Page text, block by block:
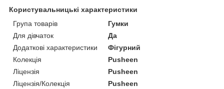
Користувальницькі характеристики
Група товарів
Гумки
Для дівчаток
Да
Додаткові характеристики
Фігурний
Колекція
Pusheen
Ліцензія
Pusheen
Ліцензія/Колекція
Pusheen